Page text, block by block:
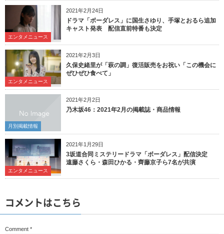
2021年2月24日
エンタメニュース
ドラマ「ボーダレス」に国生さゆり、手塚とおるら追加
キャスト発表 配信直前特番も決定
2021年2月3日
エンタメニュース
久保史緒里が「萩の調」復活販売をお祝い「この機会に
ぜひぜひ食べて」
2021年2月2日
月別掲載情報
乃木坂46：2021年2月の掲載誌・商品情報
2021年1月29日
エンタメニュース
3坂道合同ミステリードラマ「ボーダレス」配信決定
遠藤さくら・森田ひかる・齊藤京子ら7名が共演
コメントはこちら
Comment *